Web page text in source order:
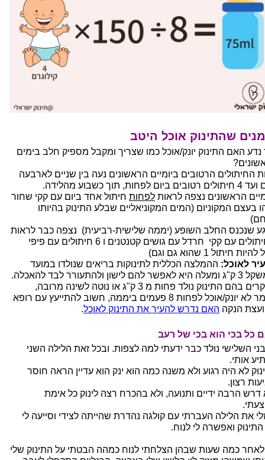
שהתינוק אוכל היטב
נדע האם התינוק יונק/אוכל כמו שצריך ומקבל מספיק חלב בימים
החיתולים הרטובים ביומיים הראשונים נעה בין שניים לארבעה
ביום לפחות, תוך כשבוע מהלידה.
הראשונים נצפה לראות לפחות חיתול אחד ביום עם קקי שחור
בעצם המקוניום (המים המקוניאליים שבלע התינוק בהיותו
שנכנס החלב השופע (יממה שלישית-רביעית) נצפה כבר לראות
3 חיתולים עם קקי חרדל עם גושים קטנטנים ו 6 חיתולים עם פיפי
חיתול 1 שהוא גם וגם)
לאוכל: ההמלצה הכללית לתינוקות בריאים שנולדו במועד
להם לישון ולהתעורר לבד להאכלה.
במקרים בהם התינוק נולד פחות מ 3 ק"ג או נוטה לשינה מרובה,
כלומר לא יונק/אוכל לפחות 8 פעמים ביממה, חשוב להתייעץ עם רופא
הנקה האם נדרש להעיר את התינוק לאוכל.
כל בכי הוא בכי של רעב
השלישי נולד כבר ידעתי למה לצפות. ובכל זאת הלילה השני
אותי.
לא היה רגוע ולא משנה כמה הוא ינק הוא עדיין הראה חוסר
רצון.
דרש הרבה ידיים ותנועה, ולא בהכרח רצה לינוק כל אימת
את הלילה העברתי עם קולגה נהדרת שהייתה לצידי וסייעה לי
ואפשרה לי לנוח.
כמה שעות שבהן הצלחתי לנוח כמהה הבטתי על התינוק שלי